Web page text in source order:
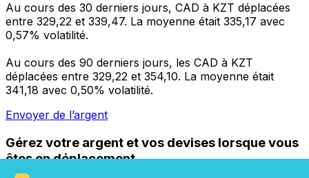
Au cours des 30 derniers jours, CAD à KZT déplacées
entre 329,22 et 339,47. La moyenne était 335,17 avec
0,57% volatilité.
Au cours des 90 derniers jours, les CAD à KZT
déplacées entre 329,22 et 354,10. La moyenne était
341,18 avec 0,50% volatilité.
Envoyer de l’argent
Gérez votre argent et vos devises lorsque vous
êtes en déplacement